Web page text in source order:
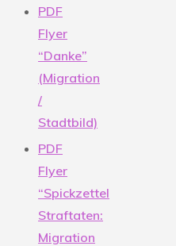
PDF
Flyer
“Danke”
(Migration
/
Stadtbild)
PDF
Flyer
“Spickzettel
Straftaten:
Migration